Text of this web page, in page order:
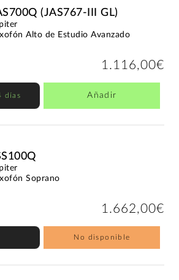
(JAS767-III GL)
Alto de Estudio Avanzado
1.116,00€
días Añadir
Soprano
1.662,00€
No disponible